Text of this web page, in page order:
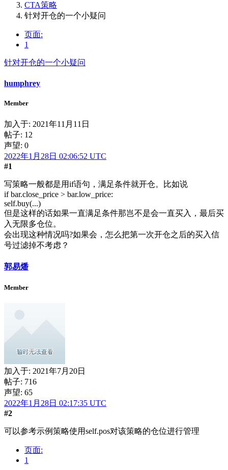
CTA策略
针对开仓的一个小疑问
页面:
1
针对开仓的一个小疑问
humphrey
Member
加入于: 2021年11月11日
帖子: 12
声望: 0
2022年1月28日 02:06:52 UTC
#1
写策略一般都是用if语句，满足条件就开仓。比如说
if bar.close_price > bar.low_price:
self.buy(...)
但是这样的话如果一直满足条件那岂不是会一直买入，最后买
入无限多仓位。
会出现这种情况吗?如果会，怎么把第一次开仓之后的买入信
号过滤掉不考虑？
郭易燔
Member
加入于: 2021年7月20日
帖子: 716
声望: 65
2022年1月28日 02:17:35 UTC
#2
可以参考示例策略使用self.pos对该策略的仓位进行管理
页面:
1